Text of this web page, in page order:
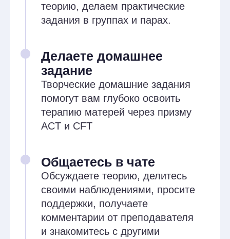
Получите базовые знания ACT
с ними не работали
Освоите техники
эмоциональной регуляции,
принятия и разделения
Научитесь работать
с самокритикой и развивать